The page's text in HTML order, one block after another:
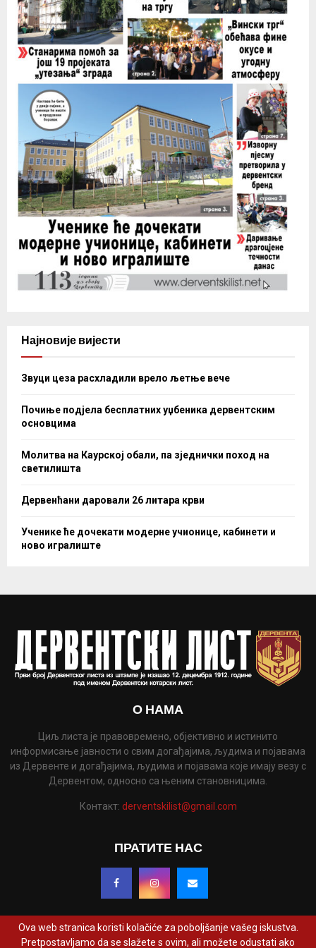
Најновије вијести
Звуци цеза расхладили врело љетње вече
Почиње подјела бесплатних уџбеника дервентским
основцима
Молитва на Каурској обали, па зједнички поход на
светилишта
Дервенћани даровали 26 литара крви
Ученике ће дочекати модерне учионице, кабинети и
ново игралиште
О НАМА
Циљ листа је правовремено, објективно и истинито
информисање јавности о свим догађајима, људима и појавама
из Дервенте и догађајима, људима и појавама које имају везу с
Дервентом, односно са њеним становницима.
Контакт: derventskilist@gmail.com
ПРАТИТЕ НАС
Ova web stranica koristi kolačiće za poboljšanje vašeg iskustva.
Pretpostavljamo da se slažete s ovim, ali možete odustati ako